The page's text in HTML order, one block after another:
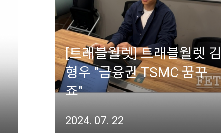
[트래블월렛] 트래블월렛 김
형우 "금융권 TSMC 꿈꾸
죠"
2024. 07. 22